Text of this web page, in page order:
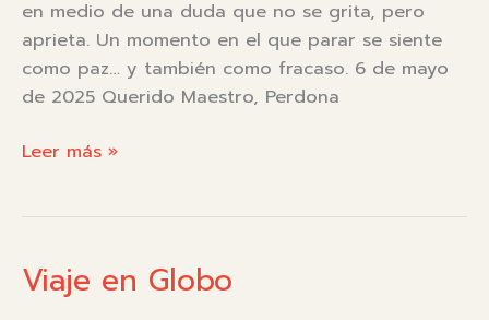
en medio de una duda que no se grita, pero
aprieta. Un momento en el que parar se siente
como paz… y también como fracaso. 6 de mayo
de 2025 Querido Maestro, Perdona
Parar
fracaso
Leer más »
Viaje en Globo